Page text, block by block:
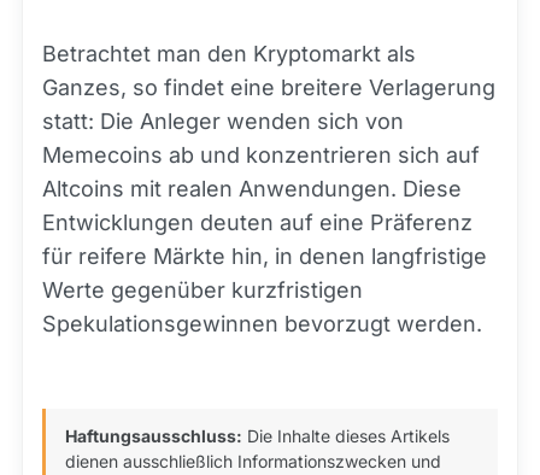
Betrachtet man den Kryptomarkt als
Ganzes, so findet eine breitere Verlagerung
statt: Die Anleger wenden sich von
Memecoins ab und konzentrieren sich auf
Altcoins mit realen Anwendungen. Diese
Entwicklungen deuten auf eine Präferenz
für reifere Märkte hin, in denen langfristige
Werte gegenüber kurzfristigen
Spekulationsgewinnen bevorzugt werden.
Haftungsausschluss: Die Inhalte dieses Artikels
dienen ausschließlich Informationszwecken und